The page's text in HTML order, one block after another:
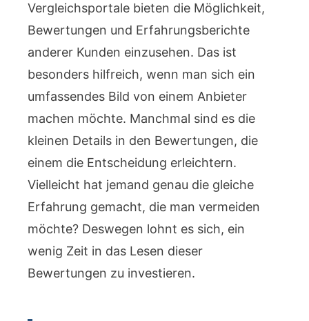
Vergleichsportale bieten die Möglichkeit,
Bewertungen und Erfahrungsberichte
anderer Kunden einzusehen. Das ist
besonders hilfreich, wenn man sich ein
umfassendes Bild von einem Anbieter
machen möchte. Manchmal sind es die
kleinen Details in den Bewertungen, die
einem die Entscheidung erleichtern.
Vielleicht hat jemand genau die gleiche
Erfahrung gemacht, die man vermeiden
möchte? Deswegen lohnt es sich, ein
wenig Zeit in das Lesen dieser
Bewertungen zu investieren.